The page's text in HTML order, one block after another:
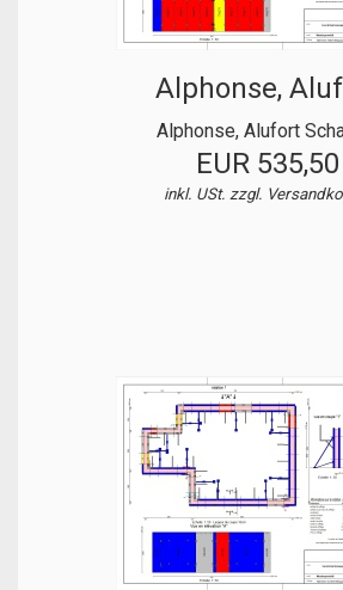
Alphonse,
Alphonse, Alufort
EUR 535,50
inkl. USt. zzgl.